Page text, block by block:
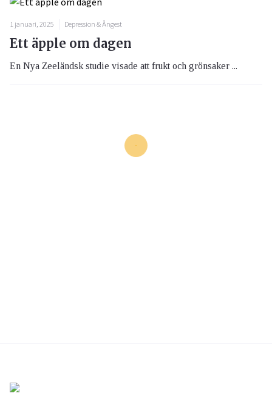
1 januari, 2025 Depression & Ångest
Ett äpple om dagen
En Nya Zeeländsk studie visade att frukt och grönsaker ...